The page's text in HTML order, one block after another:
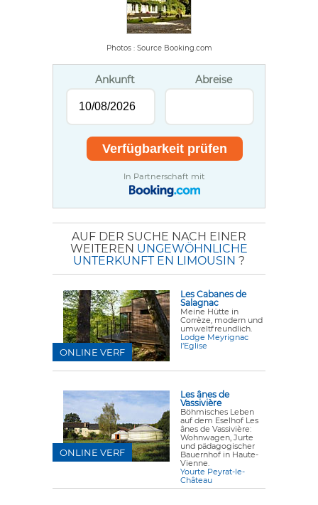
Photos : Source Booking.com
Ankunft Abreise
In Partnerschaft mit
AUF DER SUCHE NACH EINER
WEITEREN UNGEWÖHNLICHE
UNTERKUNFT EN LIMOUSIN ?
Les Cabanes de
Salagnac
Meine Hütte in
Corrèze, modern und
umweltfreundlich.
Lodge Meyrignac
l’Eglise
ONLINE VERF
Les ânes de
Vassivière
Böhmisches Leben
auf dem Eselhof Les
ânes de Vassivière:
Wohnwagen, Jurte
und pädagogischer
Bauernhof in Haute-
Vienne.
Yourte Peyrat-le-
Château
ONLINE VERF